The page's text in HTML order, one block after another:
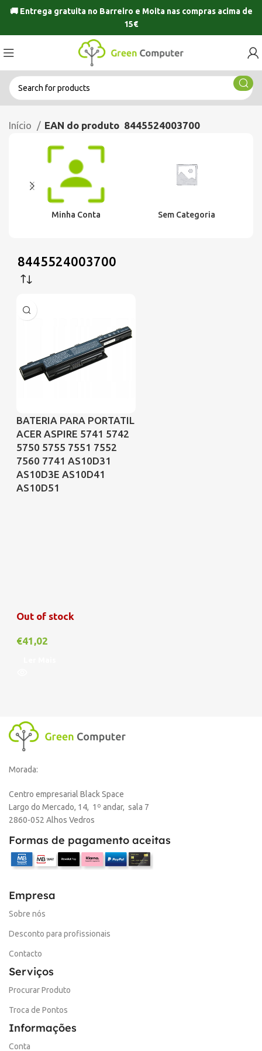
🚚 Entrega gratuita no Barreiro e Moitanas compras acima de
15€
Início EAN do produto 8445524003700
Minha Conta Sem Categoria
8445524003700
BATERIA PARA PORTATIL
ACER ASPIRE 5741 5742
5750 5755 7551 7552
7560 7741 AS10D31
AS10D3E AS10D41
AS10D51
Out of stock
€41,02
Morada:
Centro empresarial Black Space
Largo do Mercado, 14, 1º andar, sala 7
2860-052 Alhos Vedros
Formas de pagamento aceitas
Empresa
Sobre nós
Desconto para profissionais
Contacto
Serviços
Procurar Produto
Troca de Pontos
Informações
Conta